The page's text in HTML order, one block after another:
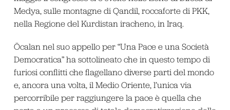
Medya, sulle montagne di Qandil, roccaforte di PKK,
nella Regione del Kurdistan iracheno, in Iraq.
Öcalan nel suo appello per “Una Pace e una Società
Democratica” ha sottolineato che in questo tempo di
furiosi conflitti che flagellano diverse parti del mondo
e, ancora una volta, il Medio Oriente, l’unica via
percorribile per raggiungere la pace è quella che